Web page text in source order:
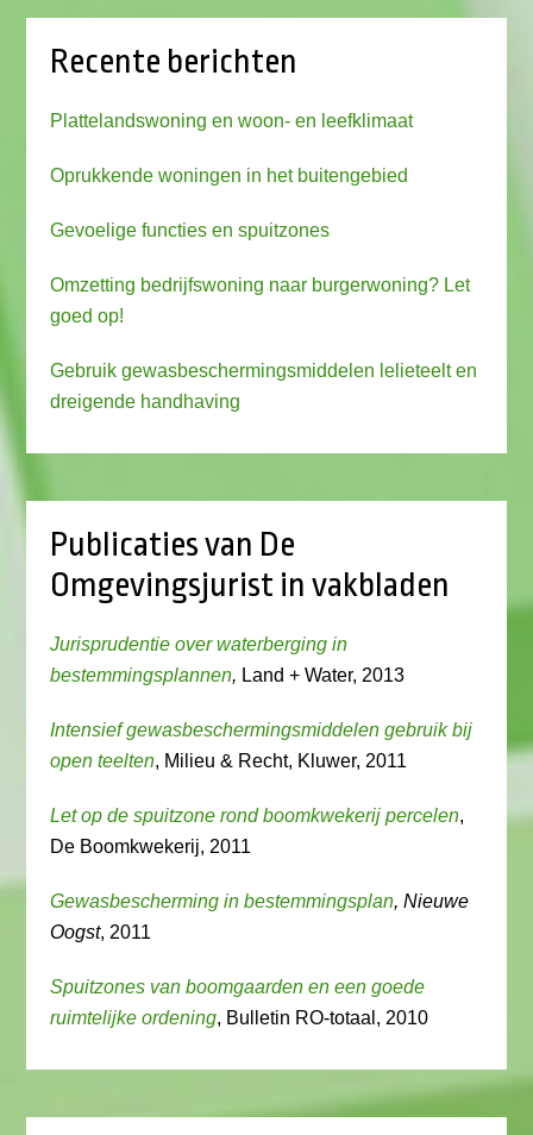
Recente berichten
Plattelandswoning en woon- en leefklimaat
Oprukkende woningen in het buitengebied
Gevoelige functies en spuitzones
Omzetting bedrijfswoning naar burgerwoning? Let
goed op!
Gebruik gewasbeschermingsmiddelen lelieteelt en
dreigende handhaving
Publicaties van De
Omgevingsjurist in vakbladen
Jurisprudentie over waterberging in
bestemmingsplannen, Land + Water, 2013
Intensief gewasbeschermingsmiddelen gebruik bij
open teelten, Milieu & Recht, Kluwer, 2011
Let op de spuitzone rond boomkwekerij percelen,
De Boomkwekerij, 2011
Gewasbescherming in bestemmingsplan, Nieuwe
Oogst, 2011
Spuitzones van boomgaarden en een goede
ruimtelijke ordening, Bulletin RO-totaal, 2010